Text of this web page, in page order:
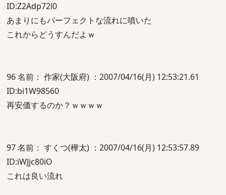
ID:Z2Adp72l0
あまりにもパーフェクトな流れに噴いた
これからどうすんだよｗ
96 名前： 作家(大阪府) ：2007/04/16(月) 12:53:21.61
ID:bi1W98560
再安価するのか？ｗｗｗｗ
97 名前： すくつ(樺太) ：2007/04/16(月) 12:53:57.89
ID:iWJjc80iO
これは良い流れ